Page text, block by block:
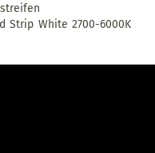
Strip White 2700-6000K